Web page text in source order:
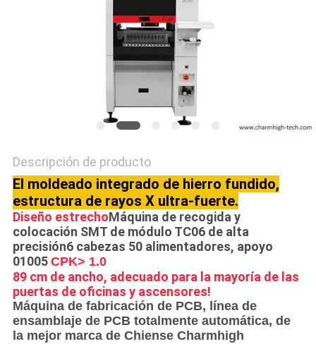
Descripción de producto
El moldeado integrado de hierro fundido,
estructura de rayos X ultra-fuerte.
Diseño estrechoMáquina de recogida y
colocación SMT de módulo TC06 de alta
precisión6 cabezas 50 alimentadores, apoyo
01005 CPK> 1.0
89 cm de ancho, adecuado para la mayoría de las
puertas de oficinas y ascensores!
Máquina de fabricación de PCB, línea de
ensamblaje de PCB totalmente automática, de
la mejor marca de Chiense Charmhigh